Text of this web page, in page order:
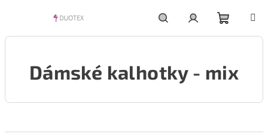
HledatPřihlášeníNákupní
košík
Dámské kalhotky - mix